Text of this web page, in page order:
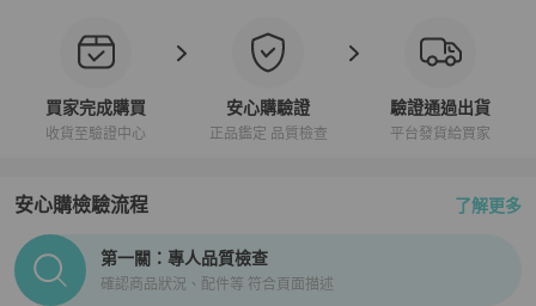
買家完成購買
收貨至驗證中心
安心購驗證
正品鑑定 品質檢查
驗證通過出貨
平台發貨給買家
安心購檢驗流程 了解更多
PopChill拍拍圈正品驗證、安心購檢驗流程介紹
第一關：專人品質檢查
確認商品狀況、配件等 符合頁面描述